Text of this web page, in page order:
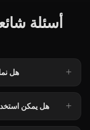
أسئلة
هل
هل يمكن